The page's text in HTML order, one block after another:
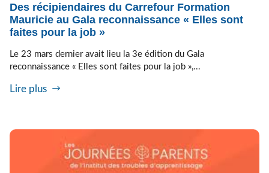
Des récipiendaires du Carrefour Formation
Mauricie au Gala reconnaissance « Elles sont
faites pour la job »
Le 23 mars dernier avait lieu la 3e édition du Gala
reconnaissance « Elles sont faites pour la job »,...
Lire plus